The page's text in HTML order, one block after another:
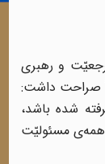
و رهبری
صراحت داشت:
شده باشد،
ی مسئولیّت